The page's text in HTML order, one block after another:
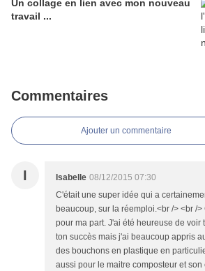
Un collage en lien avec mon nouveau
travail ...
Commentaires
Ajouter un commentaire
I Isabelle 08/12/2015 07:30
C'était une super idée qui a
beaucoup, sur la réemploi.<br /> <br /
pour ma part. J'ai été heureuse de voir
ton succès mais j'ai beaucoup appris
des bouchons en plastique en
aussi pour le maitre composteur et son